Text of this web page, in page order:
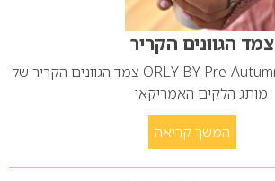
צמד הגוונים הקריר
צמד הגוונים הקריר ORLY BY Pre-Autumn צמד הגוונים הקריר של
מותג הלקים האמריקאי
המשך קריאה